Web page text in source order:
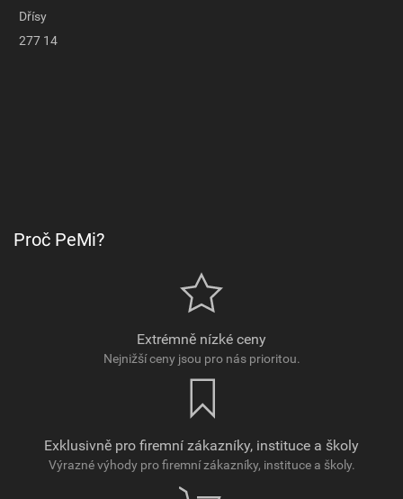
Dřísy
277 14
Proč PeMi?
Extrémně nízké ceny
Nejnižší ceny jsou pro nás prioritou.
Exklusivně pro firemní zákazníky, instituce a školy
Výrazné výhody pro firemní zákazníky, instituce a školy.